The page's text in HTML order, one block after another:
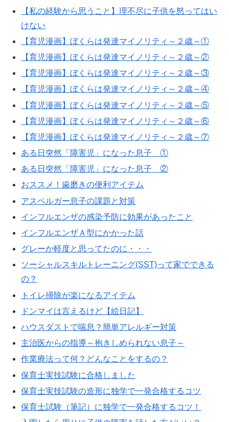
【私の経験から思うこと】理不尽に子供を怒ってはい
けない
【育児漫画】ぼくらは発達マイノリティ～２歳～①
【育児漫画】ぼくらは発達マイノリティ～２歳～②
【育児漫画】ぼくらは発達マイノリティ～２歳～③
【育児漫画】ぼくらは発達マイノリティ～２歳～④
【育児漫画】ぼくらは発達マイノリティ～２歳～⑤
【育児漫画】ぼくらは発達マイノリティ～２歳～⑥
【育児漫画】ぼくらは発達マイノリティ～２歳～⑦
ある日突然「障害児」になった息子 ①
ある日突然「障害児」になった息子 ②
おススメ！歯磨きの便利アイテム
アスペルガー息子の課題と対策
インフルエンザの感染予防に効果があったこと
インフルエンザＡ型にかかった話
グレーか軽度と思ってたのに・・・
ソーシャルスキルトレーニング(SST)って家でできる
の？
トイレ掃除が楽になるアイテム
ドンマイは言えるけど【絵日記】
ハウスダストで喘息？簡単アレルギー対策
主治医からの指導～抱きしめられない息子～
作業療法って何？どんなことをするの？
保育士実技試験に合格しました
保育士実技試験の造形に独学で一発合格するコツ
保育士試験（筆記）に独学で一発合格するコツ！